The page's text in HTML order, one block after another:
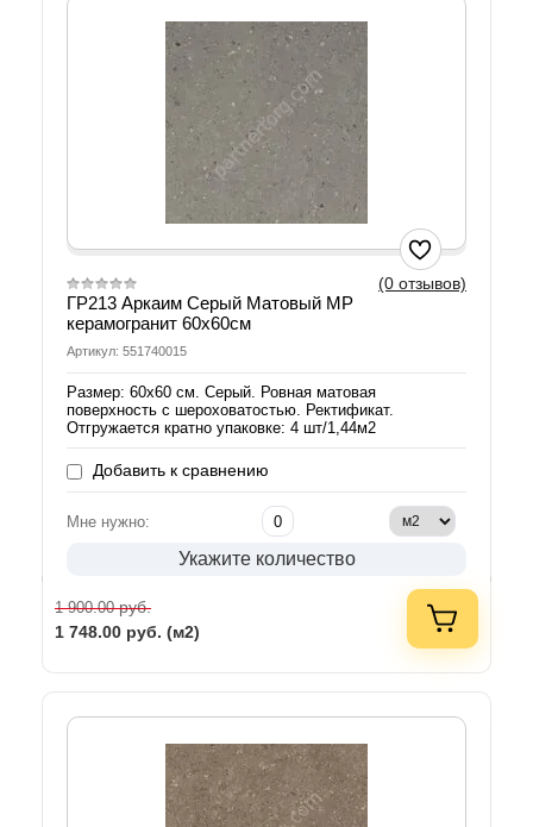
(0 отзывов)
ГР213 Аркаим Серый Матовый МР
керамогранит 60х60см
Артикул: 551740015
Размер: 60х60 см. Серый. Ровная матовая
поверхность с шероховатостью. Ректификат.
Отгружается кратно упаковке: 4 шт/1,44м2
Добавить к сравнению
Мне нужно:
Укажите количество
1 900.00руб.
1 748.00 руб. (м2)